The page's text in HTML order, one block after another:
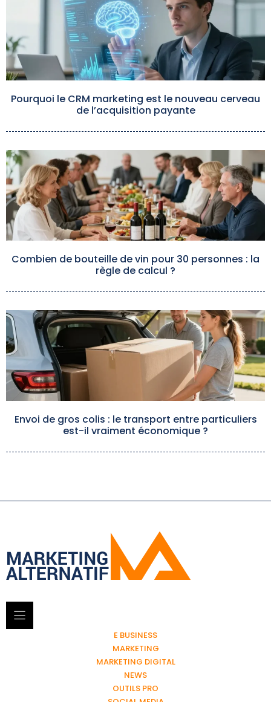
Pourquoi le CRM marketing est le nouveau cerveau
de l’acquisition payante
Combien de bouteille de vin pour 30 personnes : la
règle de calcul ?
Envoi de gros colis : le transport entre particuliers
est-il vraiment économique ?
E BUSINESS
MARKETING
MARKETING DIGITAL
NEWS
OUTILS PRO